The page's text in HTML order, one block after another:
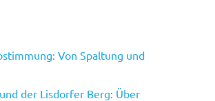
Von Spaltung und
der Lisdorfer Berg: Über